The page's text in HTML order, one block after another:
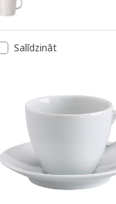
Salīdzināt